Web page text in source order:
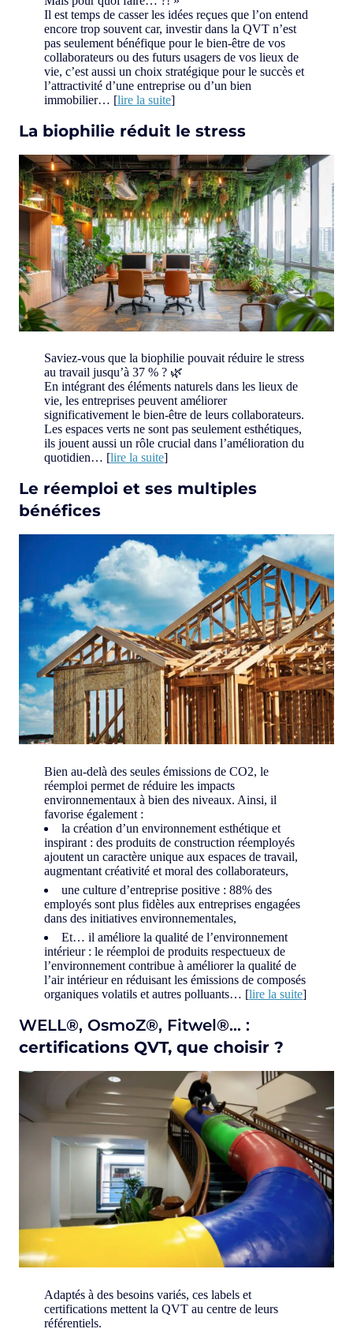
Il est temps de casser les idées reçues que l’on entend
encore trop souvent car, investir dans la QVT n’est
pas seulement bénéfique pour le bien-être de vos
collaborateurs ou des futurs usagers de vos lieux de
vie, c’est aussi un choix stratégique pour le succès et
l’attractivité d’une entreprise ou d’un bien
immobilier… [lire la suite]
La biophilie réduit le stress
Saviez-vous que la biophilie pouvait réduire le stress
au travail jusqu’à 37 % ? 🌿
En intégrant des éléments naturels dans les lieux de
vie, les entreprises peuvent améliorer
significativement le bien-être de leurs collaborateurs.
Les espaces verts ne sont pas seulement esthétiques,
ils jouent aussi un rôle crucial dans l’amélioration du
quotidien… [lire la suite]
Le réemploi et ses multiples
bénéfices
Bien au-delà des seules émissions de CO2, le
réemploi permet de réduire les impacts
environnementaux à bien des niveaux. Ainsi, il
favorise également :
la création d’un environnement esthétique et
inspirant : des produits de construction réemployés
ajoutent un caractère unique aux espaces de travail,
augmentant créativité et moral des collaborateurs,
une culture d’entreprise positive : 88% des
employés sont plus fidèles aux entreprises engagées
dans des initiatives environnementales,
Et… il améliore la qualité de l’environnement
intérieur : le réemploi de produits respectueux de
l’environnement contribue à améliorer la qualité de
l’air intérieur en réduisant les émissions de composés
organiques volatils et autres polluants… [lire la suite]
WELL®, OsmoZ®, Fitwel®… :
certifications QVT, que choisir ?
Adaptés à des besoins variés, ces labels et
certifications mettent la QVT au centre de leurs
référentiels.